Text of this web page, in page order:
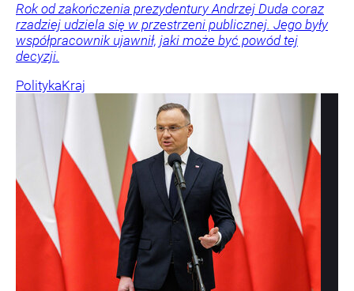
Rok od zakończenia prezydentury Andrzej Duda coraz
rzadziej udziela się w przestrzeni publicznej. Jego były
współpracownik ujawnił, jaki może być powód tej
decyzji.
PolitykaKraj